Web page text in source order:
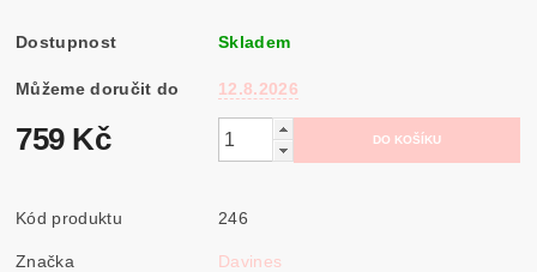
Dostupnost Skladem
Můžeme doručit do 12.8.2026
759 Kč
Kód produktu 246
Značka Davines